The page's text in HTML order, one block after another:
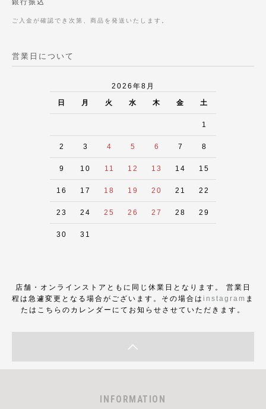
ご入金が確認でき次第、商品を発送いたします。
営業日について
2026年8月
日 月 火 水 木 金 土
1
2 3 4 5 6 7 8
9 10 11 12 13 14 15
16 17 18 19 20 21 22
23 24 25 26 27 28 29
30 31
店舗・オンラインストアともに同じ休業日となります。 営業日
程は急遽変更となる場合がございます。その場合は instagram ま
たはこちらのカレンダーにてお知らせさせていただきます。
INFORMATION